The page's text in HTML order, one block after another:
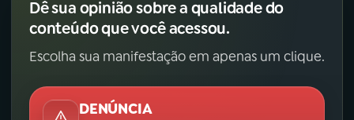
Dê sua opinião sobre a qualidade do
conteúdo que você acessou.
Escolha sua manifestação em apenas um clique.
DENÚNCIA